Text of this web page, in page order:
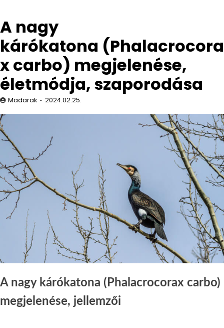
A nagy
kárókatona (Phalacrocora
x carbo) megjelenése,
életmódja, szaporodása
Madarak 2024.02.25.
A nagy kárókatona (Phalacrocorax carbo)
megjelenése, jellemzői